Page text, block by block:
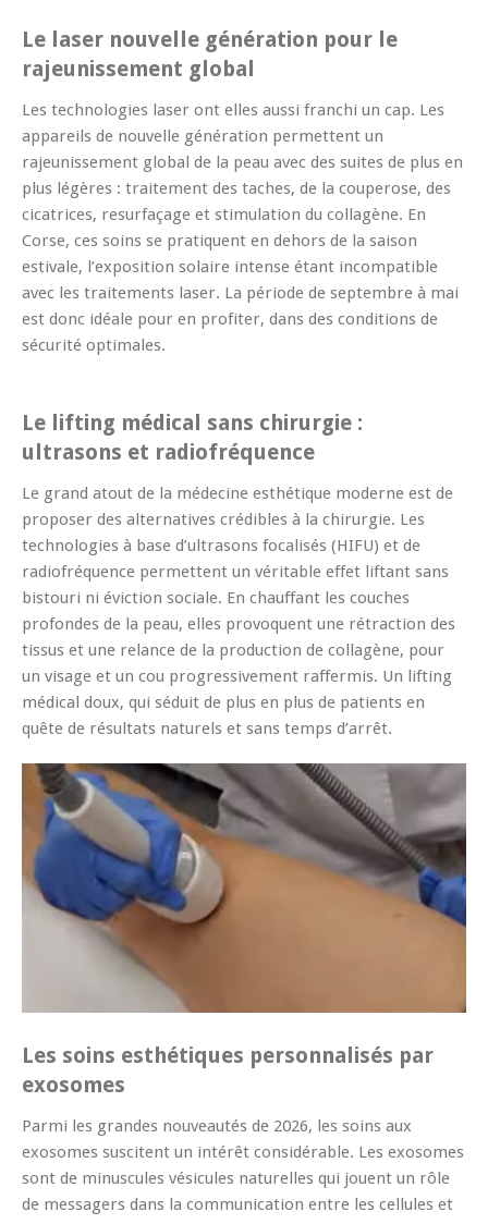
Le laser nouvelle génération pour le
rajeunissement global
Les technologies laser ont elles aussi franchi un cap. Les
appareils de nouvelle génération permettent un
rajeunissement global de la peau avec des suites de plus en
plus légères : traitement des taches, de la couperose, des
cicatrices, resurfaçage et stimulation du collagène. En
Corse, ces soins se pratiquent en dehors de la saison
estivale, l’exposition solaire intense étant incompatible
avec les traitements laser. La période de septembre à mai
est donc idéale pour en profiter, dans des conditions de
sécurité optimales.
Le lifting médical sans chirurgie :
ultrasons et radiofréquence
Le grand atout de la médecine esthétique moderne est de
proposer des alternatives crédibles à la chirurgie. Les
technologies à base d’ultrasons focalisés (HIFU) et de
radiofréquence permettent un véritable effet liftant sans
bistouri ni éviction sociale. En chauffant les couches
profondes de la peau, elles provoquent une rétraction des
tissus et une relance de la production de collagène, pour
un visage et un cou progressivement raffermis. Un lifting
médical doux, qui séduit de plus en plus de patients en
quête de résultats naturels et sans temps d’arrêt.
Les soins esthétiques personnalisés par
exosomes
Parmi les grandes nouveautés de 2026, les soins aux
exosomes suscitent un intérêt considérable. Les exosomes
sont de minuscules vésicules naturelles qui jouent un rôle
de messagers dans la communication entre les cellules et